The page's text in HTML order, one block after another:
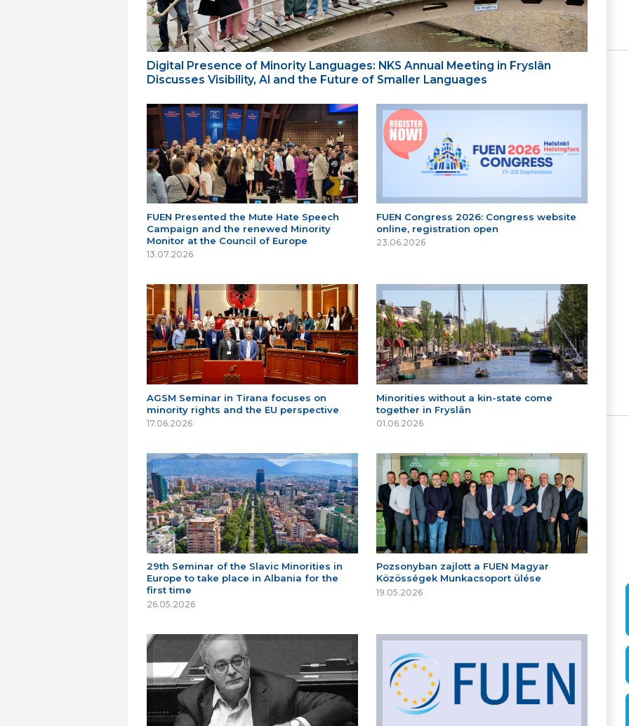
Digital Presence of Minority Languages: NKS Annual Meeting in Fryslân
Discusses Visibility, AI and the Future of Smaller Languages
FUEN Presented the Mute Hate Speech
Campaign and the renewed Minority
Monitor at the Council of Europe
13.07.2026
FUEN Congress 2026: Congress website
online, registration open
23.06.2026
AGSM Seminar in Tirana focuses on
minority rights and the EU perspective
17.06.2026
Minorities without a kin-state come
together in Fryslân
01.06.2026
29th Seminar of the Slavic Minorities in
Europe to take place in Albania for the
first time
26.05.2026
Pozsonyban zajlott a FUEN Magyar
Közösségek Munkacsoport ülése
19.05.2026